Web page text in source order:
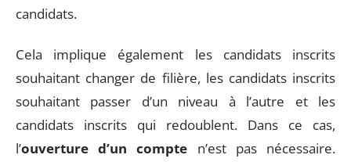
candidats.
Cela implique également les candidats inscrits
souhaitant changer de filière, les candidats inscrits
souhaitant passer d’un niveau à l’autre et les
candidats inscrits qui redoublent. Dans ce cas,
l’ouverture d’un compte n’est pas nécessaire.